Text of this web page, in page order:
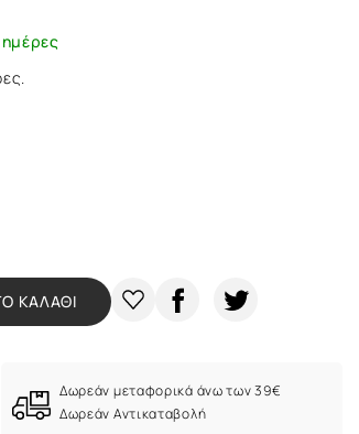
ΚΑΛΑΘΙ
Δωρεάν μεταφορικά άνω των 39€
Δωρεάν Αντικαταβολή